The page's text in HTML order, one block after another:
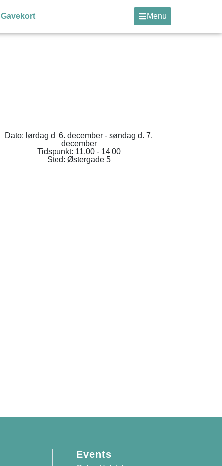
Gavekort Menu
Dato: lørdag d. 6. december - søndag d. 7.
december
Tidspunkt: 11.00 - 14.00
Sted: Østergade 5
Events